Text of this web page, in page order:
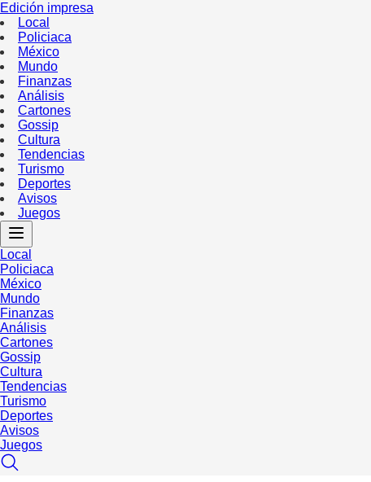
Edición impresa
Local
Policiaca
México
Mundo
Finanzas
Análisis
Cartones
Gossip
Cultura
Tendencias
Turismo
Deportes
Avisos
Juegos
Local
Policiaca
México
Mundo
Finanzas
Análisis
Cartones
Gossip
Cultura
Tendencias
Turismo
Deportes
Avisos
Juegos